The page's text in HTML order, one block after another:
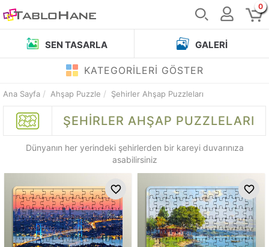
0
SEN TASARLA GALERI
KATEGORİLERİ GÖSTER
Ana Sayfa Ahşap Puzzle Şehirler Ahşap Puzzleları
ŞEHIRLER AHŞAP PUZZLELARI
Dünyanın her yerindeki şehirlerden bir kareyi duvarınıza
asabilirsiniz